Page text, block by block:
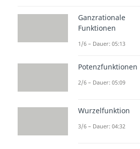
Ganzrationale
Funktionen
1/6 – Dauer: 05:13
Potenzfunktionen
2/6 – Dauer: 05:09
Wurzelfunktion
3/6 – Dauer: 04:32